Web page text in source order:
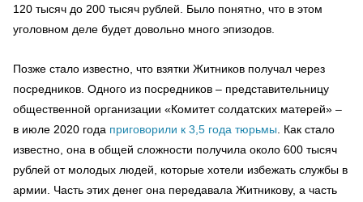
120 тысяч до 200 тысяч рублей. Было понятно, что в этом
уголовном деле будет довольно много эпизодов.
Позже стало известно, что взятки Житников получал через
посредников. Одного из посредников – представительницу
общественной организации «Комитет солдатских матерей» –
в июле 2020 года приговорили к 3,5 года тюрьмы . Как стало
известно, она в общей сложности получила около 600 тысяч
рублей от молодых людей, которые хотели избежать службы в
армии. Часть этих денег она передавала Житникову, а часть